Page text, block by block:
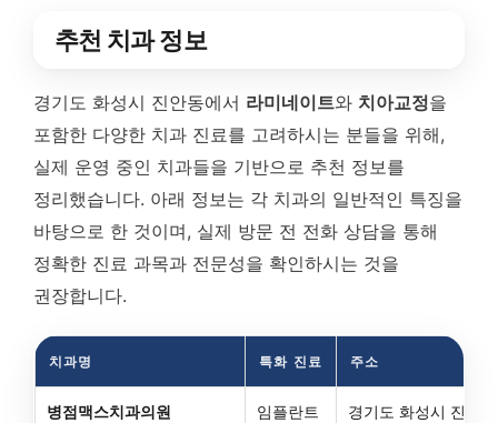
추천 치과 정보
경기도 화성시 진안동에서 라미네이트와 치아교정을
포함한 다양한 치과 진료를 고려하시는 분들을 위해,
실제 운영 중인 치과들을 기반으로 추천 정보를
정리했습니다. 아래 정보는 각 치과의 일반적인 특징을
바탕으로 한 것이며, 실제 방문 전 전화 상담을 통해
정확한 진료 과목과 전문성을 확인하시는 것을
권장합니다.
치과명 특화 진료 주소
병점맥스치과의원 임플란트 경기도 화성시 진안